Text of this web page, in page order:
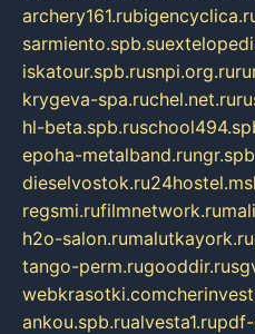
archery161.ru
sarmiento.spb.su
iskatour.spb.rusnpi.org.ru
krygeva-spa.ruchel.net.ru
hl-beta.spb.ru
epoha-metalband.ru
dieselvostok.ru
regsmi.rufilmnetwork.ru
h2o-salon.rumalutkayork.ru
tango-perm.rugooddir.ru
webkrasotki.com
ankou.spb.rualvesta1.ru